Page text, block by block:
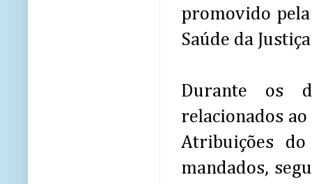
promovido pela
Saúde da
Durante os
relacionados ao
Atribuições
mandados,